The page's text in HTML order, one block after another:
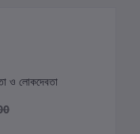
ও লোকদেবতা